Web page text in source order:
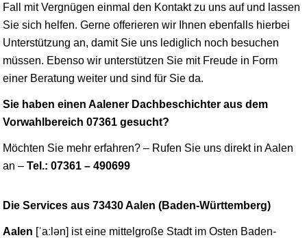
Fall mit Vergnügen einmal den Kontakt zu uns auf und lassen
Sie sich helfen. Gerne offerieren wir Ihnen ebenfalls hierbei
Unterstützung an, damit Sie uns lediglich noch besuchen
müssen. Ebenso wir unterstützen Sie mit Freude in Form
einer Beratung weiter und sind für Sie da.
Sie haben einen Aalener Dachbeschichter aus dem
Vorwahlbereich 07361 gesucht?
Möchten Sie mehr erfahren? – Rufen Sie uns direkt in Aalen
an – Tel.: 07361 – 490699
Die Services aus 73430 Aalen (Baden-Württemberg)
Aalen [ˈaːlən] ist eine mittelgroße Stadt im Osten Baden-